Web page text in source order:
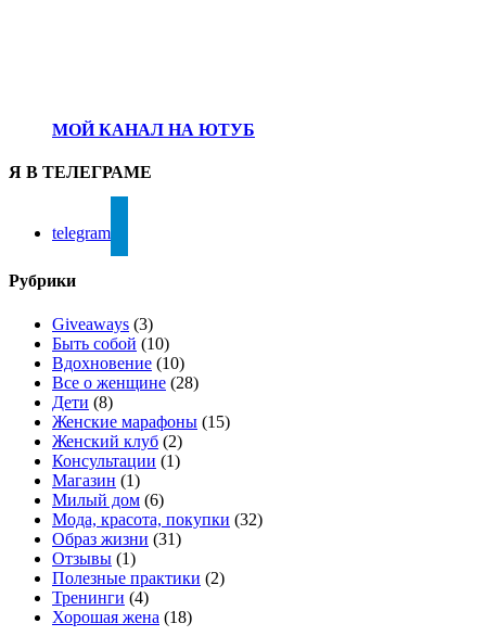
МОЙ КАНАЛ НА ЮТУБ
Я В ТЕЛЕГРАМЕ
telegram
Рубрики
Giveaways (3)
Быть собой (10)
Вдохновение (10)
Все о женщине (28)
Дети (8)
Женские марафоны (15)
Женский клуб (2)
Консультации (1)
Магазин (1)
Милый дом (6)
Мода, красота, покупки (32)
Образ жизни (31)
Отзывы (1)
Полезные практики (2)
Тренинги (4)
Хорошая жена (18)